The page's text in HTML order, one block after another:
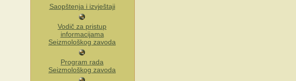
Saopštenja i izvještaji
Vodič za pristup
informacijama
Seizmološkog zavoda
Program rada
Seizmološkog zavoda